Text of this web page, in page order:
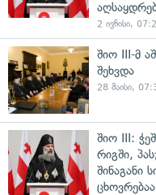
2 ივნისი,
შიო III-მ
შეხვდა
28 მაისი,
შიო III:
რიგში,
შინაგანი
ცხოვრებაა